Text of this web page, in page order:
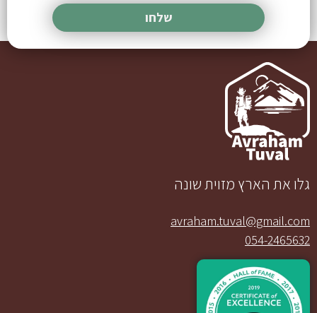
גלו את הארץ מזוית שונה
avraham.tuval@gmail.com
054-2465632